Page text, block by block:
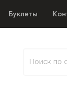
Буклеты